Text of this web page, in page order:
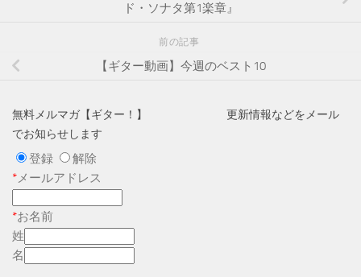
ド・ソナタ第1楽章』
前の記事
【ギター動画】今週のベスト10
無料メルマガ【ギター！】 更新情報などをメール
でお知らせします
登録
解除
*メールアドレス
*お名前
姓
名